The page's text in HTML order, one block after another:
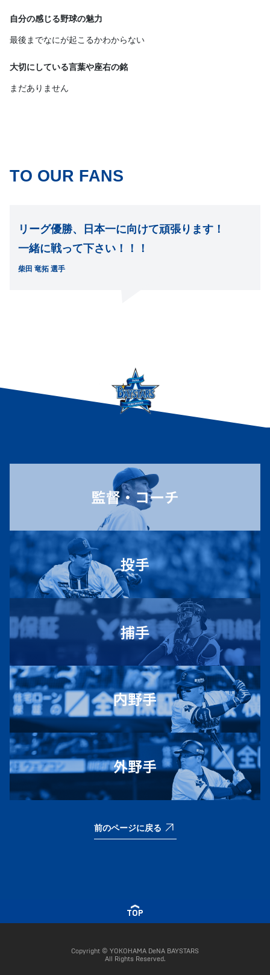
自分の感じる野球の魅力
最後までなにが起こるかわからない
大切にしている言葉や座右の銘
まだありません
TO OUR FANS
リーグ優勝、日本一に向けて頑張ります！
一緒に戦って下さい！！！
柴田 竜拓 選手
前のページに戻る
TOP
Copyright © YOKOHAMA DeNA BAYSTARS
All Rights Reserved.